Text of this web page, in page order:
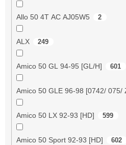
Allo 50 4T AC AJ05W5 2
ALX 249
Amico 50 GL 94-95 [GL/H] 601
Amico 50 GLE 96-98 [0742/ 075/
Amico 50 LX 92-93 [HD] 599
Amico 50 Sport 92-93 [HD] 602